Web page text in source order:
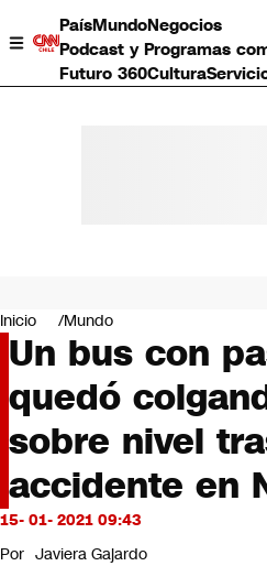
PaísMundoNegocios
Podcast y Programas
Futuro 360Cultura
Negocios
Deportes
Programas completos
Cultura
Servicios
Bits
CNN tiempo
Futuro 360
Inicio Mundo
Un bus con
quedó
sobre nivel
accidente en
15- 01- 2021 09:43
Por Javiera Gajardo